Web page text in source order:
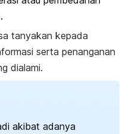
tanyakan kepada
serta penanganan
dialami.
akibat adanya